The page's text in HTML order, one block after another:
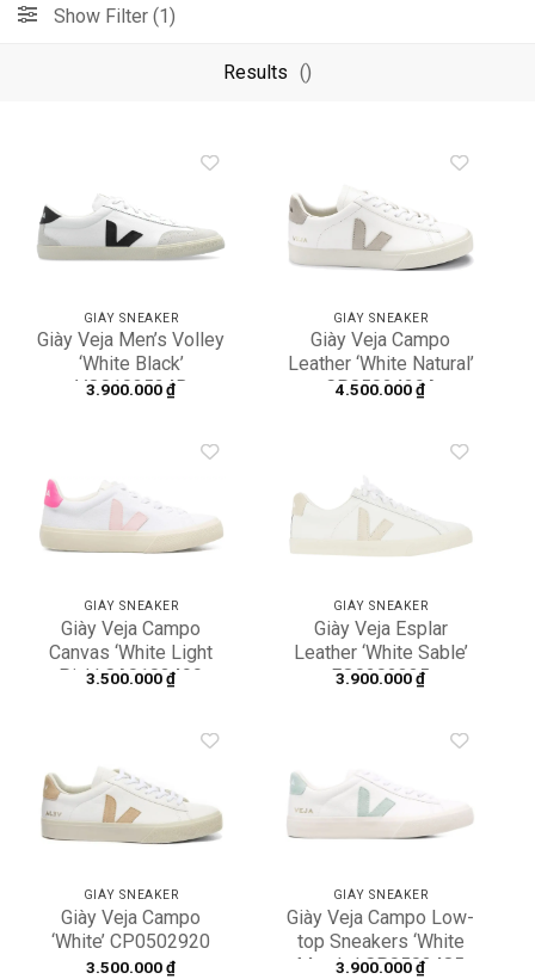
Show Filter (1)
Results ()
wishlist
GIÀY SNEAKER
Giày Veja Men’s Volley
‘White Black’
VO0103524B
3.900.000₫
Add to
wishlist
GIÀY SNEAKER
Giày Veja Campo
Leather ‘White Natural’
CP0502429A
4.500.000₫
wishlist
GIÀY SNEAKER
Giày Veja Campo
Canvas ‘White Light
Pink’ CA0103499
3.500.000₫
wishlist
GIÀY SNEAKER
Giày Veja Esplar
Leather ‘White Sable’
EO0202335
3.900.000₫
Add to
wishlist
GIÀY SNEAKER
Giày Veja Campo
‘White’ CP0502920
3.500.000₫
wishlist
GIÀY SNEAKER
Giày Veja Campo Low-
top Sneakers ‘White
Matcha’ CP0502485
3.900.000₫